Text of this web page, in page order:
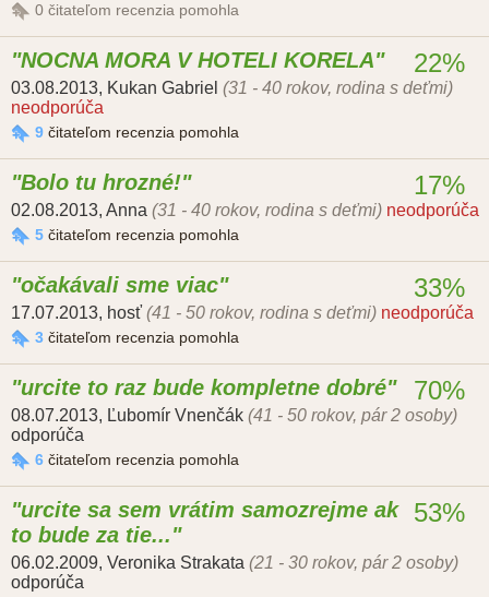
0 čitateľom recenzia pomohla
NOCNA MORA V HOTELI KORELA
03.08.2013, Kukan Gabriel (31 - 40 rokov, rodina s deťmi)
neodporúča
9 čitateľom recenzia pomohla
22%
Bolo tu hrozné!
02.08.2013, Anna (31 - 40 rokov, rodina s deťmi) neodporúča
5 čitateľom recenzia pomohla
17%
očakávali sme viac
17.07.2013, hosť (41 - 50 rokov, rodina s deťmi) neodporúča
3 čitateľom recenzia pomohla
33%
urcite to raz bude kompletne dobré
08.07.2013, Ľubomír Vnenčák (41 - 50 rokov, pár 2 osoby)
odporúča
6 čitateľom recenzia pomohla
70%
urcite sa sem vrátim samozrejme ak
to bude za tie...
06.02.2009, Veronika Strakata (21 - 30 rokov, pár 2 osoby)
odporúča
53%